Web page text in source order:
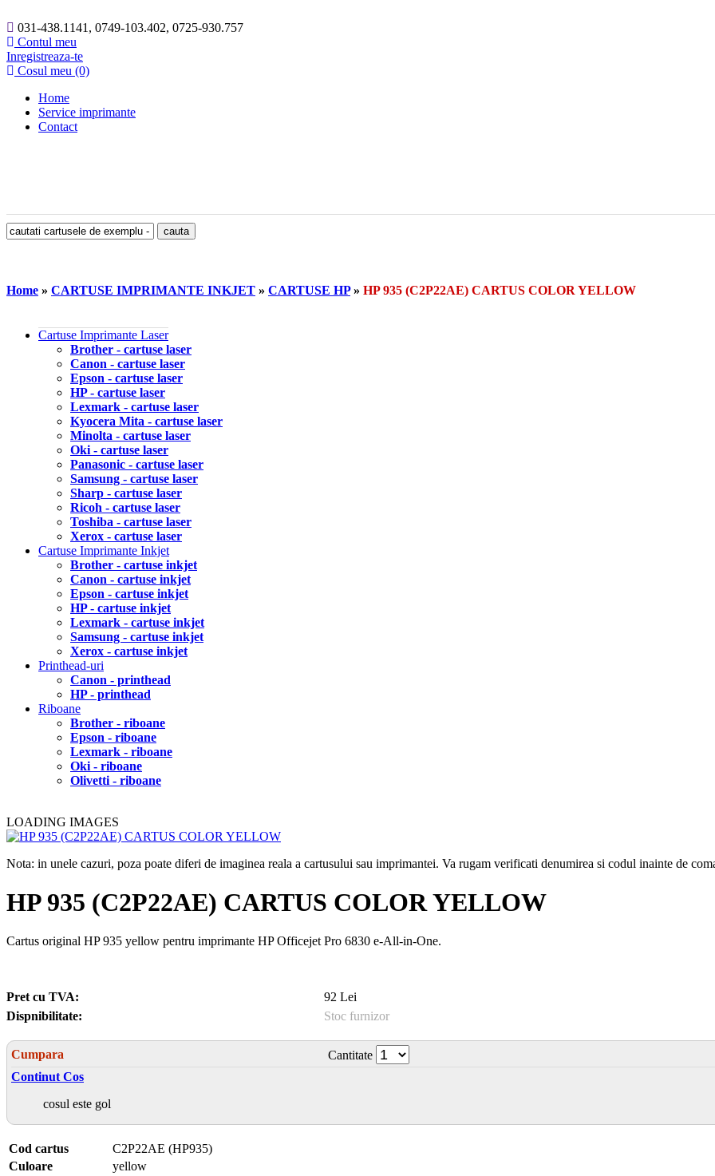
031-438.1141, 0749-103.402, 0725-930.757
Contul meu
Inregistreaza-te
Cosul meu (0)
Home
Service imprimante
Contact
Home » CARTUSE IMPRIMANTE INKJET » CARTUSE HP» HP 935 (C2P22AE) CARTUS COLOR YELLOW
Cartuse Imprimante Laser
Brother - cartuse laser
Canon - cartuse laser
Epson - cartuse laser
HP - cartuse laser
Lexmark - cartuse laser
Kyocera Mita - cartuse laser
Minolta - cartuse laser
Oki - cartuse laser
Panasonic - cartuse laser
Samsung - cartuse laser
Sharp - cartuse laser
Ricoh - cartuse laser
Toshiba - cartuse laser
Xerox - cartuse laser
Cartuse Imprimante Inkjet
Brother - cartuse inkjet
Canon - cartuse inkjet
Epson - cartuse inkjet
HP - cartuse inkjet
Lexmark - cartuse inkjet
Samsung - cartuse inkjet
Xerox - cartuse inkjet
Printhead-uri
Canon - printhead
HP - printhead
Riboane
Brother - riboane
Epson - riboane
Lexmark - riboane
Oki - riboane
Olivetti - riboane
LOADING IMAGES
Nota: in unele cazuri, poza poate diferi de imaginea reala a cartusului sau imprimantei. Va rugam verificati denumirea si codul inainte de
HP 935 (C2P22AE) CARTUS COLOR YELLOW
Cartus original HP 935 yellow pentru imprimante HP Officejet Pro 6830 e-All-in-One.
Pret cu TVA:
92 Lei
Dispnibilitate:
Stoc furnizor
Cumpara
Cantitate
Continut Cos
cosul este gol
Cod cartus
C2P22AE (HP935)
Culoare
yellow